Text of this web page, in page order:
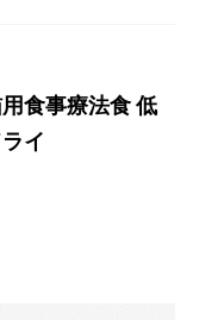
食事療法食 低
イ